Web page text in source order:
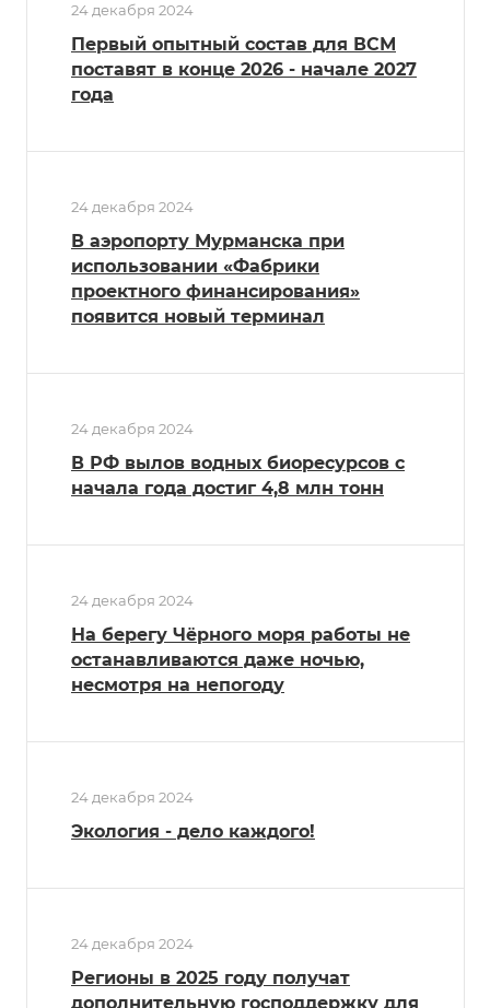
24 декабря 2024
Первый опытный состав для ВСМ
поставят в конце 2026 - начале 2027
года
24 декабря 2024
В аэропорту Мурманска при
использовании «Фабрики
проектного финансирования»
появится новый терминал
24 декабря 2024
В РФ вылов водных биоресурсов с
начала года достиг 4,8 млн тонн
24 декабря 2024
На берегу Чёрного моря работы не
останавливаются даже ночью,
несмотря на непогоду
24 декабря 2024
Экология - дело каждого!
24 декабря 2024
Регионы в 2025 году получат
дополнительную господдержку для